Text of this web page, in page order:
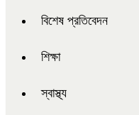
বিশেষ প্রতিবেদন
শিক্ষা
স্বাস্থ্য